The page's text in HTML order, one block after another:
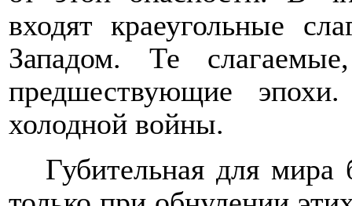
входят краеугольные
Западом. Те
предшествующие
холодной войны.
Губительная для мира